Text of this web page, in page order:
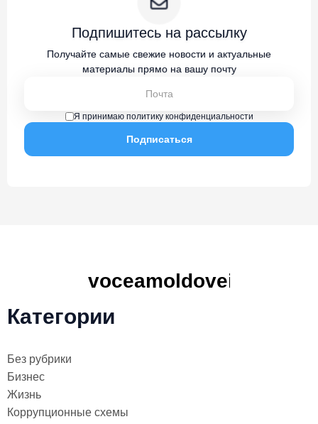
Подпишитесь на рассылку
Получайте самые свежие новости и актуальные
материалы прямо на вашу почту
Я принимаю политику конфиденциальности
Категории
Без рубрики
Бизнес
Жизнь
Коррупционные схемы